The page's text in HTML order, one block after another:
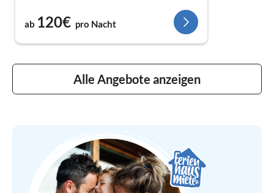
ab 120€ pro Nacht
Alle Angebote anzeigen